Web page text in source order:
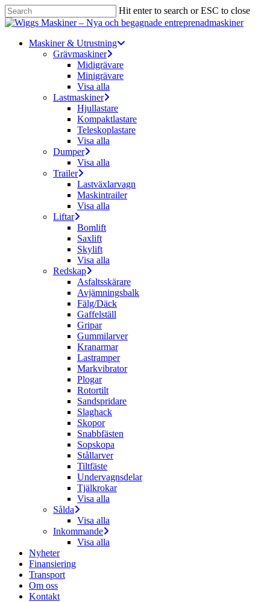
Skip
to
content
Hit enter to search or ESC to close
Close
Menu
Maskiner & Utrustning
Grävmaskiner
Midigrävare
Minigrävare
Visa alla
Lastmaskiner
Hjullastare
Kompaktlastare
Teleskoplastare
Visa alla
Dumper
Visa alla
Trailer
Lastväxlarvagn
Maskintrailer
Visa alla
Liftar
Bomlift
Saxlift
Skylift
Visa alla
Redskap
Asfaltsskärare
Avjämningsbalk
Fälg/Däck
Gaffelställ
Gripar
Gummilarver
Kranarmar
Lastramper
Markvibrator
Plogar
Rotortilt
Sandspridare
Slaghack
Skopor
Snabbfästen
Sopskopa
Stållarver
Tiltfäste
Undervagnsdelar
Tjälkrokar
Visa alla
Sålda
Visa alla
Inkommande
Visa alla
Nyheter
Finansiering
Transport
Om oss
Kontakt